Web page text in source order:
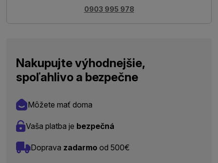
0903 995 978
Nakupujte výhodnejšie,
spoľahlivo a bezpečne
Môžete mať doma
Vaša platba je bezpečná
Doprava zadarmo od 500€